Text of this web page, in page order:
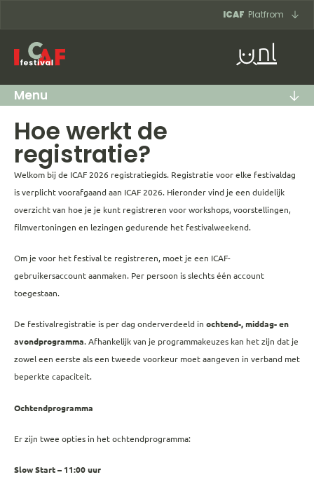
ICAF Platfrom
nl
Menu
Hoe werkt de
registratie?
Welkom bij de ICAF 2026 registratiegids. Registratie voor elke festivaldag
is verplicht voorafgaand aan ICAF 2026. Hieronder vind je een duidelijk
overzicht van hoe je je kunt registreren voor workshops, voorstellingen,
filmvertoningen en lezingen gedurende het festivalweekend.
Om je voor het festival te registreren, moet je een ICAF-
gebruikersaccount aanmaken. Per persoon is slechts één account
toegestaan.
De festivalregistratie is per dag onderverdeeld in ochtend-, middag- en
avondprogramma. Afhankelijk van je programmakeuzes kan het zijn dat je
zowel een eerste als een tweede voorkeur moet aangeven in verband met
beperkte capaciteit.
Ochtendprogramma
Er zijn twee opties in het ochtendprogramma:
Slow Start – 11:00 uur